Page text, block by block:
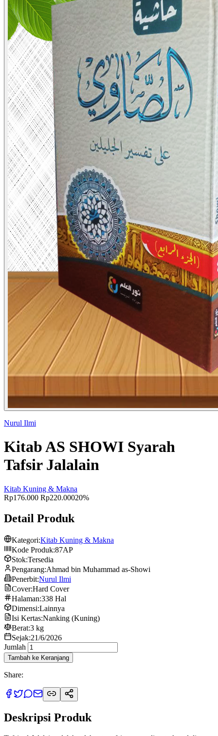
Nurul Ilmi
Kitab AS SHOWI Syarah
Tafsir Jalalain
Kitab Kuning & Makna
Rp176.000 Rp220.00020%
Detail Produk
Kategori:Kitab Kuning & Makna
Kode Produk:87AP
Stok:Tersedia
Pengarang:Ahmad bin Muhammad as-Showi
Penerbit:Nurul Ilmi
Cover:Hard Cover
Halaman:338 Hal
Dimensi:Lainnya
Isi Kertas:Nanking (Kuning)
Berat:3 kg
Sejak:21/6/2026
Jumlah
Tambah ke Keranjang
Share:
Deskripsi Produk